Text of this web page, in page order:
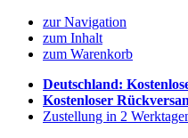
zur Navigation
zum Inhalt
zum Warenkorb
Deutschland:
Kostenloser
Zustellung in 2